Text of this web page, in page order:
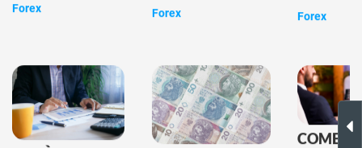
Forex
Forex
Forex
COME